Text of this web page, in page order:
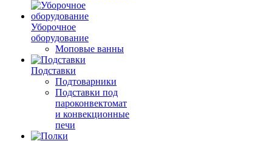
Уборочное
оборудование
Моповые ванны
Подставки
Подтоварники
Подставки под
пароконвектомат
и конвекционные
печи